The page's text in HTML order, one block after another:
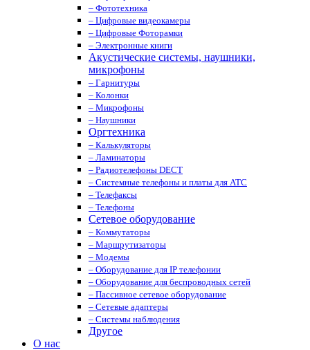
– Фототехника
– Цифровые видеокамеры
– Цифровые Фоторамки
– Электронные книги
Акустические системы, наушники,
микрофоны
– Гарнитуры
– Колонки
– Микрофоны
– Наушники
Оргтехника
– Калькуляторы
– Ламинаторы
– Радиотелефоны DECT
– Системные телефоны и платы для АТС
– Телефаксы
– Телефоны
Сетевое оборудование
– Коммутаторы
– Маршрутизаторы
– Модемы
– Оборудование для IP телефонии
– Оборудование для беспроводных сетей
– Пассивное сетевое оборудование
– Сетевые адаптеры
– Системы наблюдения
Другое
О нас